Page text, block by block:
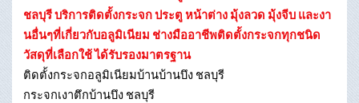
ชลบุรี บริการติดตั้งกระจก ประตู หน้าต่าง มุ้งลวด มุ้งจีบ และงา
นอื่นๆที่เกี่ยวกับอลูมิเนียม ช่างมืออาชีพติดตั้งกระจกทุกชนิด
วัสดุที่เลือกใช้ ได้รับรองมาตรฐาน
ติดตั้งกระจกอลูมิเนียมบ้านบ้านบึง ชลบุรี
กระจกเงาตึกบ้านบึง ชลบุรี